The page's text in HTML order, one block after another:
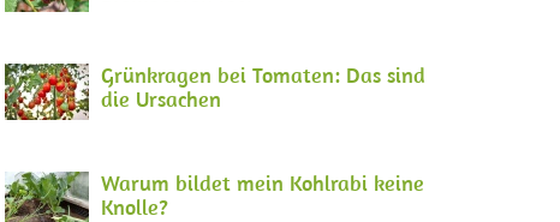
Grünkragen bei Tomaten: Das sind
die Ursachen
Warum bildet mein Kohlrabi keine
Knolle?